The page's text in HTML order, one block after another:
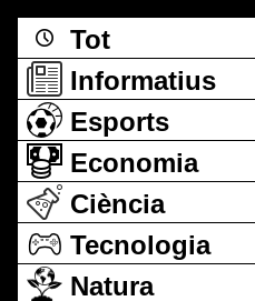
Tot
Informatius
Esports
Economia
Ciència
Tecnologia
Natura